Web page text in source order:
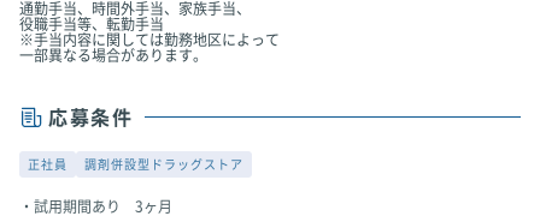
通勤手当、時間外手当、家族手当、
役職手当等、転勤手当
※手当内容に関しては勤務地区によって
一部異なる場合があります。
応募条件
正社員 調剤併設型ドラッグストア
試用期間あり 3ヶ月